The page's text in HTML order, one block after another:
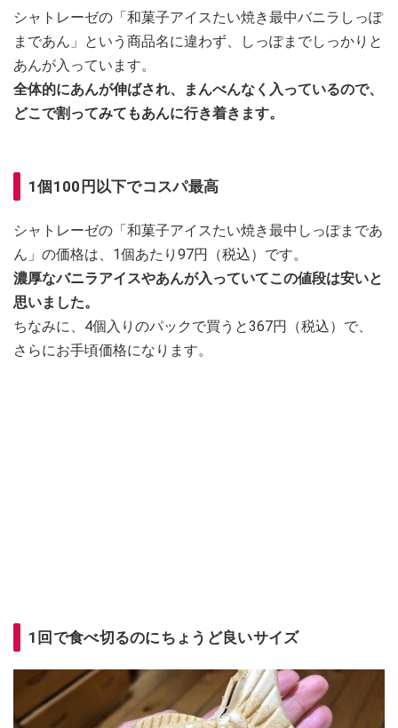
シャトレーゼの「和菓子アイスたい焼き最中バニラしっぽ
まであん」という商品名に違わず、しっぽまでしっかりと
あんが入っています。
全体的にあんが伸ばされ、まんべんなく入っているので、
どこで割ってみてもあんに行き着きます。
1個100円以下でコスパ最高
シャトレーゼの「和菓子アイスたい焼き最中しっぽまであ
ん」の価格は、1個あたり97円（税込）です。
濃厚なバニラアイスやあんが入っていてこの値段は安いと
思いました。
ちなみに、4個入りのパックで買うと367円（税込）で、
さらにお手頃価格になります。
1回で食べ切るのにちょうど良いサイズ